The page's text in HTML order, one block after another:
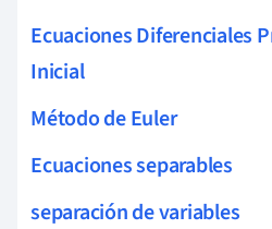
Ecuaciones Diferenciales
Inicial
Método de Euler
Ecuaciones separables
separación de variables